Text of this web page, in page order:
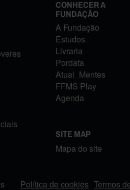
CONHECER A
FUNDAÇÃO
A Fundação
Estudos
Livraria
Pordata
Atual_Mentes
FFMS Play
Agenda
SITE MAP
Mapa do site
FOOTER MENU
Política de cookies Termos